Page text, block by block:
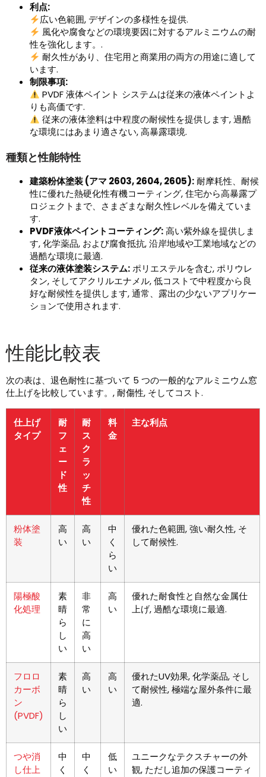
利点:
広い色範囲, デザインの多様性を提供.
風化や腐食などの環境要因に対するアルミニウムの耐
性を強化します。.
耐久性があり、住宅用と商業用の両方の用途に適して
います.
制限事項:
PVDF 液体ペイント システムは従来の液体ペイントよ
りも高価です.
従来の液体塗料は中程度の耐候性を提供します, 過酷
な環境にはあまり適さない, 高暴露環境.
種類と性能特性
建築粉体塗装 (アマ 2603, 2604, 2605):耐摩耗性、耐候
性に優れた熱硬化性有機コーティング, 住宅から高暴露プ
ロジェクトまで、さまざまな耐久性レベルを備えていま
す.
PVDF液体ペイントコーティング:高い紫外線を提供しま
す, 化学薬品, および腐食抵抗, 沿岸地域や工業地域などの
過酷な環境に最適.
従来の液体塗装システム:ポリエステルを含む, ポリウレ
タン, そしてアクリルエナメル, 低コストで中程度から良
好な耐候性を提供します, 通常、露出の少ないアプリケー
ションで使用されます.
性能比較表
次の表は、退色耐性に基づいて 5 つの一般的なアルミニウム窓
仕上げを比較しています。, 耐傷性, そしてコスト.
仕上げ
タイプ
耐
フ
ェ
ー
ド
性
耐
ス
ク
ラ
ッ
チ
性
料
金
主な利点
粉体塗
装
高
い
高
い
中
く
ら
い
優れた色範囲, 強い耐久性, そ
して耐候性.
陽極酸
化処理
素
晴
ら
し
い
非
常
に
高
い
高
い
優れた耐食性と自然な金属仕
上げ, 過酷な環境に最適.
フロロ
カーボ
ン
(PVDF)
素
晴
ら
し
い
高
い
高
い
優れたUV効果, 化学薬品, そし
て耐候性, 極端な屋外条件に最
適.
つや消
し仕上
中
く
中
く
低
い
ユニークなテクスチャーの外
観, ただし追加の保護コーティ